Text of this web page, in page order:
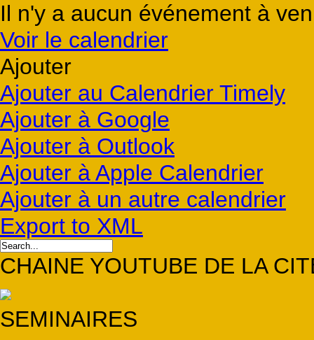
Il n'y a aucun événement à
Voir le calendrier
Ajouter
Ajouter au Calendrier Timely
Ajouter à Google
Ajouter à Outlook
Ajouter à Apple Calendrier
Ajouter à un autre calendrier
Export to XML
CHAINE YOUTUBE DE LA
SEMINAIRES